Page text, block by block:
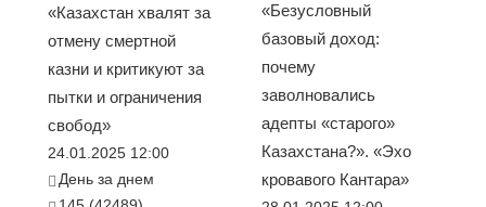
«Казахстан хвалят за
отмену смертной
казни и критикуют за
пытки и ограничения
свобод»
24.01.2025 12:00
День за днем
«Безусловный
базовый доход:
почему
заволновались
адепты «старого»
Казахстана?». «Эхо
кровавого Кантара»